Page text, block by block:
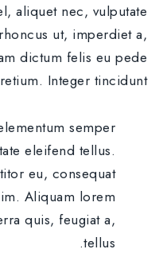
aliquet nec, vulputate
ut, imperdiet a,
dictum felis eu pede
Integer tincidunt.
semper
eleifend tellus.
eu, consequat
Aliquam lorem
quis, feugiat a,
tellus.